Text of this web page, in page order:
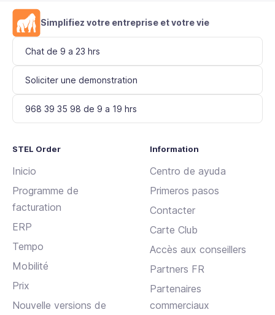
Simplifiez votre entreprise et votre vie
Chat de 9 a 23 hrs
Soliciter une demonstration
968 39 35 98 de 9 a 19 hrs
STEL Order
Inicio
Programme de
facturation
ERP
Tempo
Mobilité
Prix
Nouvelle versions de
Information
Centro de ayuda
Primeros pasos
Contacter
Carte Club
Accès aux conseillers
Partners FR
Partenaires
commerciaux